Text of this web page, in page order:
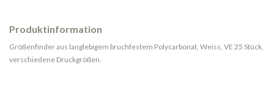
Produktinformation
Größenfinder aus langlebigem bruchfestem Polycarbonat, Weiss, VE 25 Stück,
verschiedene Druckgrößen.